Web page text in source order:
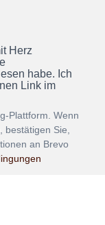
Herz
habe. Ich
Link im
Plattform. Wenn
Sie,
an Brevo